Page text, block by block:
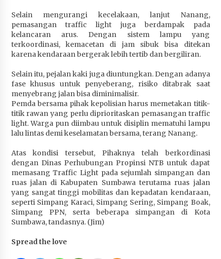
Capaian Program Pemerintah Kabupaten
Sumbawa Terus Dirasakan Masyarakat
1 bulan ago
Selain mengurangi kecelakaan, lanjut Nanang,
pemasangan traffic light juga berdampak pada
kelancaran arus. Dengan sistem lampu yang
terkoordinasi, kemacetan di jam sibuk bisa ditekan
karena kendaraan bergerak lebih tertib dan bergiliran.
Selain itu, pejalan kaki juga diuntungkan. Dengan adanya
fase khusus untuk penyeberang, risiko ditabrak saat
menyebrang jalan bisa diminimalisir.
Pemda bersama pihak kepolisian harus memetakan titik-
titik rawan yang perlu diprioritaskan pemasangan traffic
light. Warga pun diimbau untuk disiplin mematuhi lampu
lalu lintas demi keselamatan bersama, terang Nanang.
Atas kondisi tersebut, Pihaknya telah berkordinasi
dengan Dinas Perhubungan Propinsi NTB untuk dapat
memasang Traffic Light pada sejumlah simpangan dan
ruas jalan di Kabupaten Sumbawa terutama ruas jalan
yang sangat tinggi mobilitas dan kepadatan kendaraan,
seperti Simpang Karaci, Simpang Sering, Simpang Boak,
Simpang PPN, serta beberapa simpangan di Kota
Sumbawa, tandasnya. (Jim)
Spread the love